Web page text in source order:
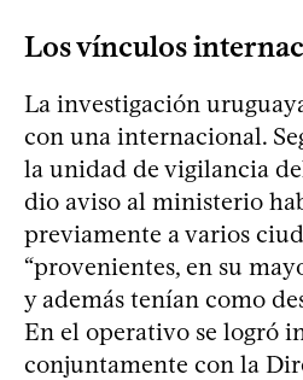
Los vínculos
La investigación
con una internacional.
la unidad de vigilancia
dio aviso al ministerio
previamente a varios
“provenientes, en su
y además tenían como
En el operativo se logró
conjuntamente con la